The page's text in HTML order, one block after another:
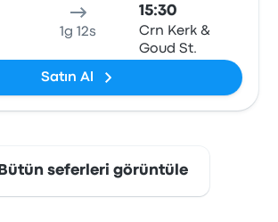
1g 12s
15:30
Crn Kerk &
Goud St.
Satın Al
Bütün seferleri görüntüle